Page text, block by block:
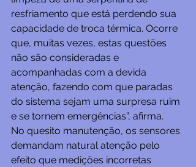
resfriamento que está perdendo sua
capacidade de troca térmica. Ocorre
que, muitas vezes, estas questões
não são consideradas e
acompanhadas com a devida
atenção, fazendo com que paradas
do sistema sejam uma surpresa ruim
e se tornem emergências”, afirma.
No quesito manutenção, os sensores
demandam natural atenção pelo
efeito que medições incorretas